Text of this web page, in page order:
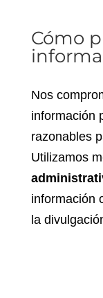
Cómo
Nos
información
razonables
Utilizamos
información
la